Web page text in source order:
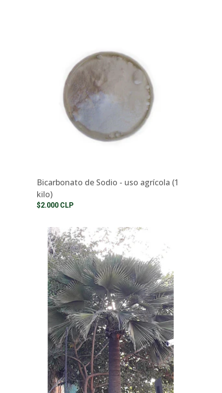
Bicarbonato de Sodio - uso agrícola (1
kilo)
$2.000 CLP